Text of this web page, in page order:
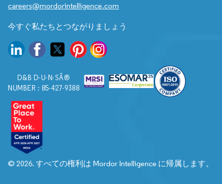
careers@mordorintelligence.com
今すぐ私たちとつながりましょう
D&B D-U-N-SÂ®
NUMBER : 85-427-9388
© 2026. すべての権利は Mordor Intelligence に帰属します。